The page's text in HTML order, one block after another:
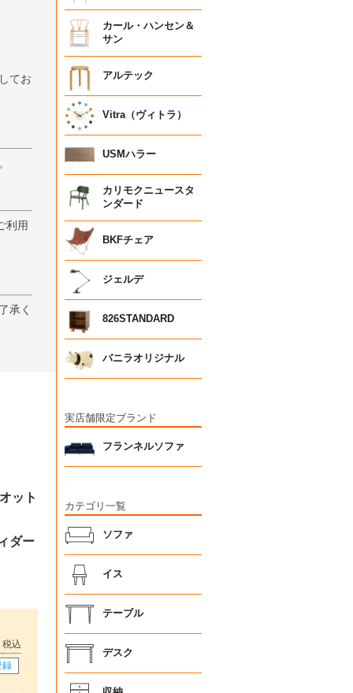
てお
利用
承く
ット
ダー
税込
録
カール・ハンセン＆
サン
アルテック
Vitra（ヴィトラ）
USMハラー
カリモクニュースタ
ンダード
BKFチェア
ジェルデ
826STANDARD
バニラオリジナル
実店舗限定ブランド
フランネルソファ
カテゴリ一覧
ソファ
イス
テーブル
デスク